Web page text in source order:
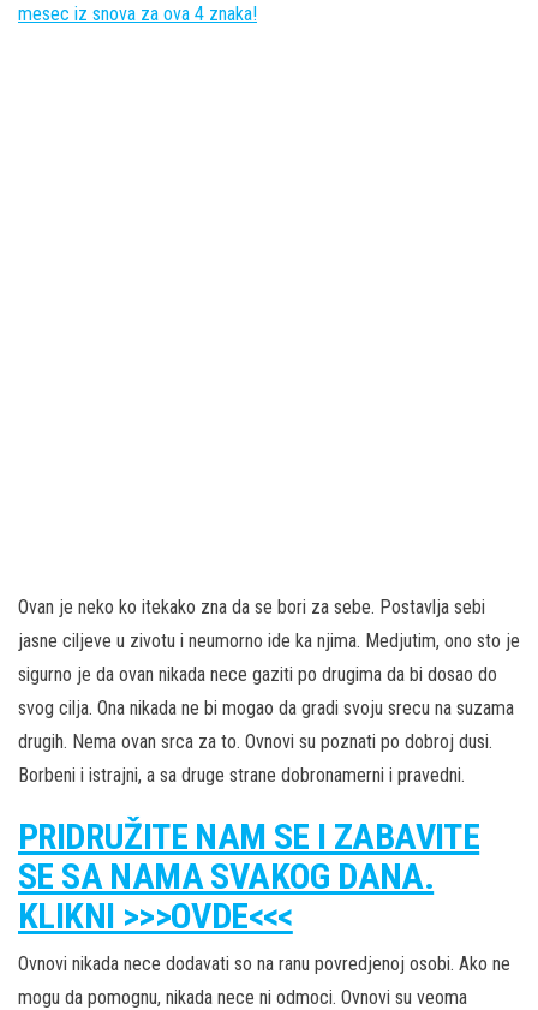
mesec iz snova za ova 4 znaka!
Ovan je neko ko itekako zna da se bori za sebe. Postavlja sebi
jasne ciljeve u zivotu i neumorno ide ka njima. Medjutim, ono sto je
sigurno je da ovan nikada nece gaziti po drugima da bi dosao do
svog cilja. Ona nikada ne bi mogao da gradi svoju srecu na suzama
drugih. Nema ovan srca za to. Ovnovi su poznati po dobroj dusi.
Borbeni i istrajni, a sa druge strane dobronamerni i pravedni.
PRIDRUŽITE NAM SE I ZABAVITE
SE SA NAMA SVAKOG DANA.
KLIKNI >>>OVDE<<<
Ovnovi nikada nece dodavati so na ranu povredjenoj osobi. Ako ne
mogu da pomognu, nikada nece ni odmoci. Ovnovi su veoma